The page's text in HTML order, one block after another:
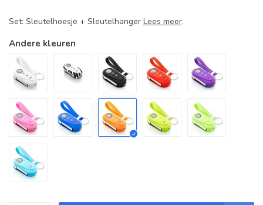
Set: Sleutelhoesje + Sleutelhanger Lees meer.
Andere kleuren